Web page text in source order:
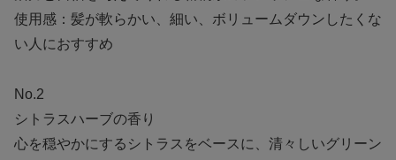
使用感：髪が軟らかい、細い、ボリュームダウンしたくな
い人におすすめ
No.2
シトラスハーブの香り
心を穏やかにするシトラスをベースに、清々しいグリーン